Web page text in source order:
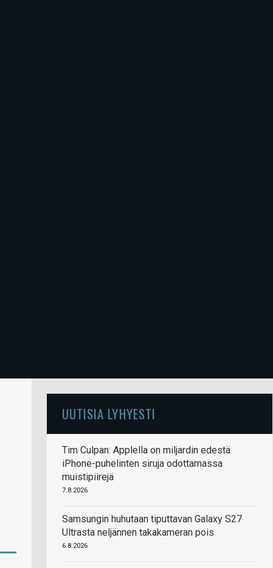
UUTISIA LYHYESTI
Tim Culpan: Applella on miljardin edestä
iPhone-puhelinten siruja odottamassa
muistipiirejä
7.8.2026
Samsungin huhutaan tiputtavan Galaxy S27
Ultrasta neljännen takakameran pois
6.8.2026